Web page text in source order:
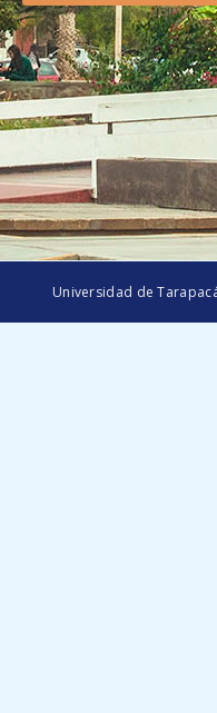
Universidad de